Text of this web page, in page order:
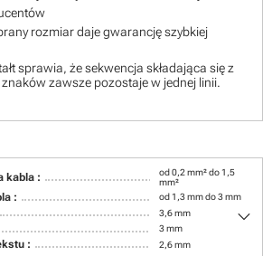
rozmiar daje gwarancję szybkiej
sprawia, że sekwencja składająca się z
zawsze pozostaje w jednej linii.
kabla :
od 0,2 mm² do 1,5
mm²
: od 1,3 mm do 3 mm
3,6 mm
3 mm
: 2,6 mm
keyboard_arrow_down